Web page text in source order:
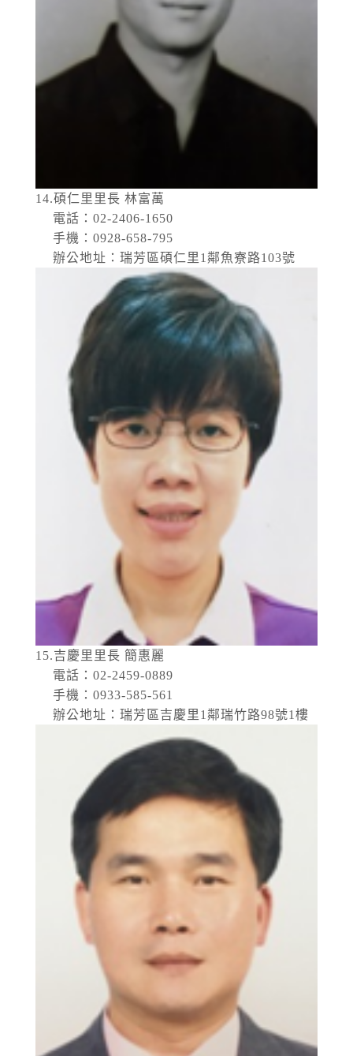
14.碩仁里里長 林富萬
電話：02-2406-1650
手機：0928-658-795
辦公地址：瑞芳區碩仁里1鄰魚寮路103號
15.吉慶里里長 簡惠麗
電話：02-2459-0889
手機：0933-585-561
辦公地址：瑞芳區吉慶里1鄰瑞竹路98號1樓